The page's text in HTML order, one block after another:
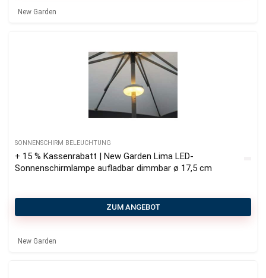
New Garden
SONNENSCHIRM BELEUCHTUNG
+ 15 % Kassenrabatt | New Garden Lima LED-
Sonnenschirmlampe aufladbar dimmbar ø 17,5 cm
ZUM ANGEBOT
New Garden